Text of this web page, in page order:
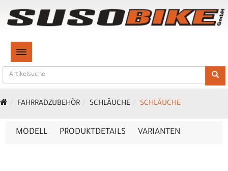
TOGGLE NAVIGATION
FAHRRADZUBEHÖR SCHLÄUCHE SCHLÄUCHE
MODELL PRODUKTDETAILS VARIANTEN